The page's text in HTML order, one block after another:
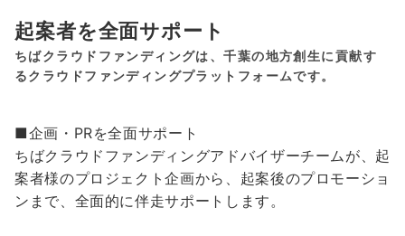
起案者を全面サポート
ちばクラウドファンディングは、千葉の地方創生に貢献す
るクラウドファンディングプラットフォームです。
■企画・PRを全面サポート
ちばクラウドファンディングアドバイザーチームが、起
案者様のプロジェクト企画から、起案後のプロモーショ
ンまで、全面的に伴走サポートします。